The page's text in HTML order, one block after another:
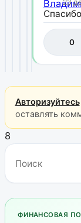
23
0
Авторизуйтесь
оставлять
8
ФИНАНСОВАЯ